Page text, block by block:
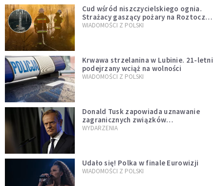
Cud wśród niszczycielskiego ognia.
Strażacy gaszący pożary na Roztoczu
opublikowali niezwykłe zdjęcie
WIADOMOŚCI Z POLSKI
Krwawa strzelanina w Lubinie. 21-letni
podejrzany wciąż na wolności
WIADOMOŚCI Z POLSKI
Donald Tusk zapowiada uznawanie
zagranicznych związków
jednopłciowych. "Państwo oblało ten
WYDARZENIA
Udało się! Polka w finale Eurowizji
WIADOMOŚCI Z POLSKI